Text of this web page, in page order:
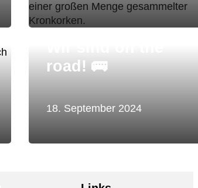
road! 🚌
18. September 2024